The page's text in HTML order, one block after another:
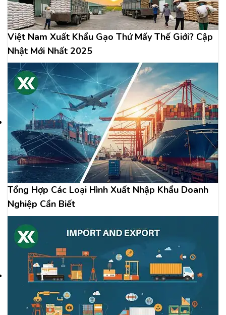
Việt Nam Xuất Khẩu Gạo Thứ Mấy Thế Giới? Cập
Nhật Mới Nhất 2025
Tổng Hợp Các Loại Hình Xuất Nhập Khẩu Doanh
Nghiệp Cần Biết